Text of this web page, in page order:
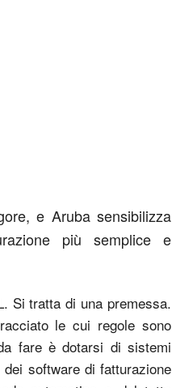
e Aruba sensibilizza
più semplice e
Si tratta di una premessa.
le cui regole sono
fare è dotarsi di sistemi
software di fatturazione